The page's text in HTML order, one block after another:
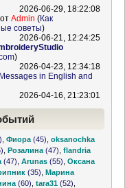
2026-06-29, 18:22:08
Admin (Как
советы)
2026-06-21, 12:24:25
)
2026-04-23, 12:34:18
in English and
2026-04-16, 21:23:01
,Фиора (45) ,oksanochka
,Розалина (47) ,flandria
(47) ,Arunas (55) ,Оксана
(35) ,Марина
(60) ,tara31 (52)